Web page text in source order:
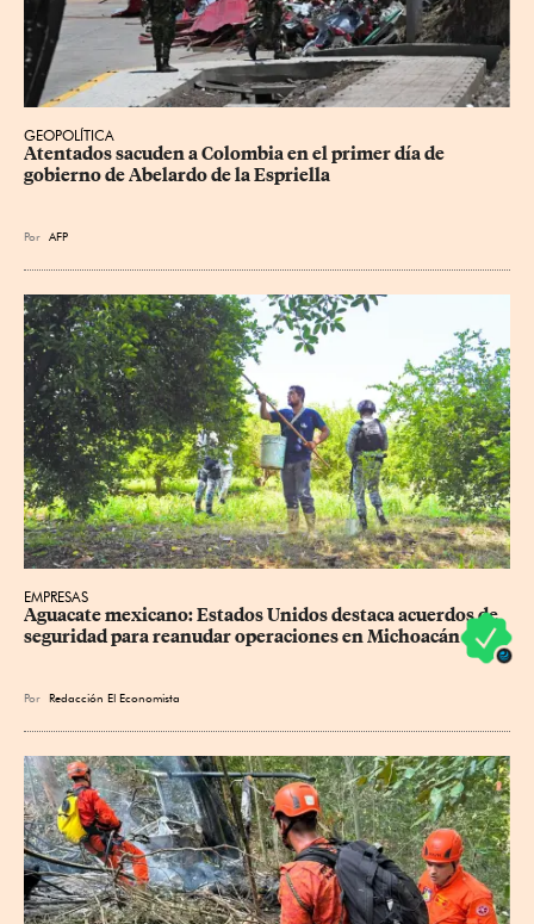
GEOPOLÍTICA
Atentados sacuden a Colombia en el primer día de
gobierno de Abelardo de la Espriella
Por AFP
EMPRESAS
Aguacate mexicano: Estados Unidos destaca acuerdos de
seguridad para reanudar operaciones en Michoacán
Por Redacción El Economista